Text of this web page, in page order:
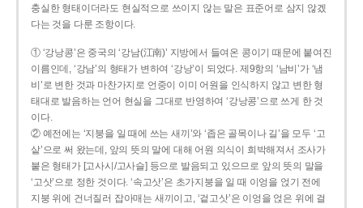
충실한 형태이더라도 현실적으로 쓰이지 않는 말은 표준어로 삼지 않겠
다는 것을 다룬 조항이다.
① ‘강낭콩’은 중국의 ‘강남(江南)’ 지방에서 들여온 콩이기 때문에 붙여진
이름인데, ‘강남’의 형태가 변하여 ‘강낭’이 되었다. 제9항의 ‘남비’가 ‘냄
비’로 변한 것과 마찬가지로 언중이 이미 어원을 인식하지 않고 변한 형
태대로 발음하는 언어 현실을 그대로 반영하여 ‘강낭콩’으로 쓰게 한 것
이다.
② 예전에는 ‘지붕을 일 때에 쓰는 새끼’와 ‘좁은 골목이나 길’을 모두 ‘고
샅’으로 써 왔는데, 앞의 뜻의 말에 대해 어원 의식이 희박해져서 조사가
붙은 형태가 [고사시/고사슬] 등으로 발음되고 있으므로 앞의 뜻의 말을
‘고삿’으로 정한 것이다. ‘속고삿’은 초가지붕을 일 때 이엉을 얹기 전에
지붕 위에 건너질러 잡아매는 새끼이고, ‘겉고삿’은 이엉을 얹은 위에 걸